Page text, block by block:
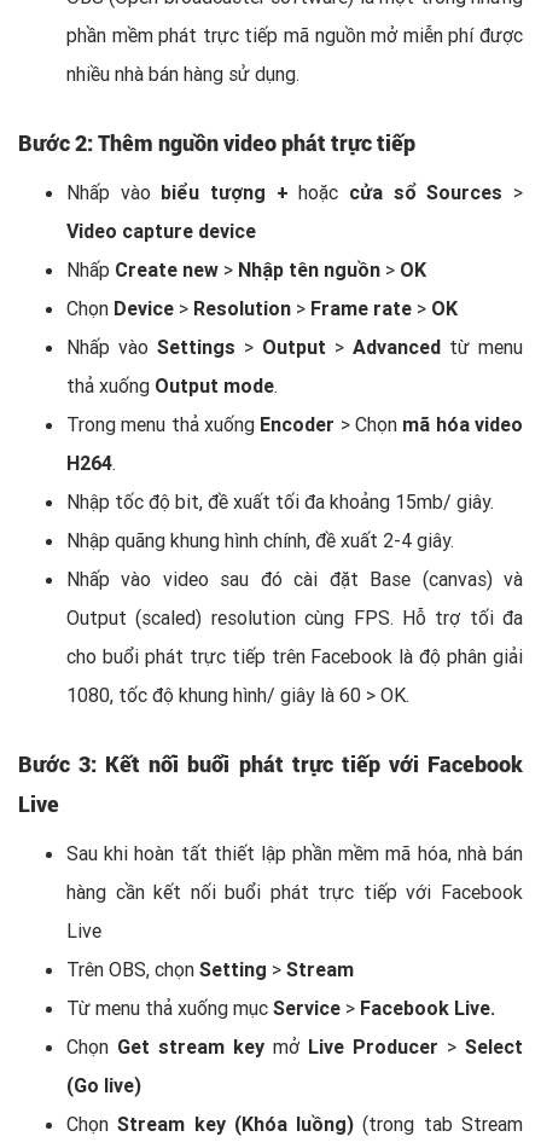
phần mềm phát trực tiếp mã nguồn mở miễn phí được
nhiều nhà bán hàng sử dụng.
Bước 2: Thêm nguồn video phát trực tiếp
Nhấp vào biểu tượng + hoặc cửa sổ Sources >
Video capture device
Nhấp Create new > Nhập tên nguồn > OK
Chọn Device > Resolution > Frame rate > OK
Nhấp vào Settings > Output > Advanced từ menu
thả xuống Output mode.
Trong menu thả xuống Encoder > Chọn mã hóa video
H264.
Nhập tốc độ bit, đề xuất tối đa khoảng 15mb/ giây.
Nhập quãng khung hình chính, đề xuất 2-4 giây.
Nhấp vào video sau đó cài đặt Base (canvas) và
Output (scaled) resolution cùng FPS. Hỗ trợ tối đa
cho buổi phát trực tiếp trên Facebook là độ phân giải
1080, tốc độ khung hình/ giây là 60 > OK.
Bước 3: Kết nối buổi phát trực tiếp với Facebook
Live
Sau khi hoàn tất thiết lập phần mềm mã hóa, nhà bán
hàng cần kết nối buổi phát trực tiếp với Facebook
Live
Trên OBS, chọn Setting > Stream
Từ menu thả xuống mục Service > Facebook Live.
Chọn Get stream key mở Live Producer > Select
(Go live)
ChọnStream key (Khóa luồng) (trong tab Stream